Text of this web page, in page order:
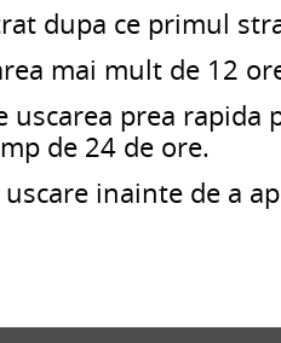
dupa ce primul
mai mult de 12
uscarea prea
de 24 de ore.
inainte de a